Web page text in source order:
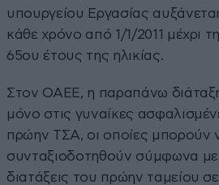
υπουργείου Εργασίας
κάθε χρόνο από 1/1/2011 µέχρι
65ου έτους της ηλικίας.
Στον ΟΑΕΕ, η παραπάνω
µόνο στις γυναίκες
πρώην ΤΣΑ, οι οποίες µπορούν
συνταξιοδοτηθούν σύµφωνα µε
διατάξεις του πρώην ταµείου